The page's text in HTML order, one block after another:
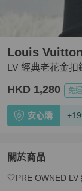
LV 經典老花金扣
Louis Vuitton
HKD 1,280 免運
安心購
關於商品
關於LV 經典老花
🤍PRE OWNED